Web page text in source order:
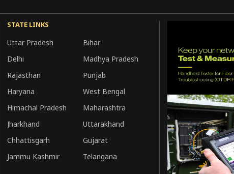
STATE LINKS
Uttar Pradesh
Bihar
Delhi
Madhya Pradesh
Rajasthan
Punjab
Haryana
West Bengal
Himachal Pradesh
Maharashtra
Jharkhand
Uttarakhand
Chhattisgarh
Gujarat
Jammu Kashmir
Telangana